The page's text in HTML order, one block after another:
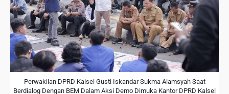
Perwakilan DPRD Kalsel Gusti Iskandar Sukma Alamsyah Saat
Berdialog Dengan BEM Dalam Aksi Demo Dimuka Kantor DPRD Kalsel